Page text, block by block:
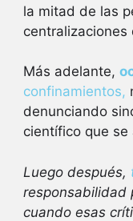
la mitad de las
Más adelante,
confinamientos,
denunciando
científico que se
Luego después,
responsabilidad
cuando esas